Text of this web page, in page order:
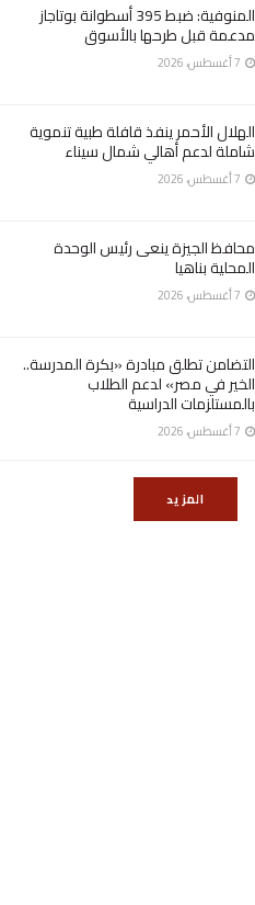
المنوفية: ضبط 395 أسطوانة بوتاجاز
مدعمة قبل طرحها بالأسوق
الهلال الأحمر ينفذ قافلة طبية تنموية
شاملة لدعم أهالي شمال سيناء
محافظ الجيزة ينعى رئيس الوحدة
المحلية بناهيا
التضامن تطلق مبادرة «بكرة المدرسة..
الخير في مصر» لدعم الطلاب
بالمستلزمات الدراسية
المزيد